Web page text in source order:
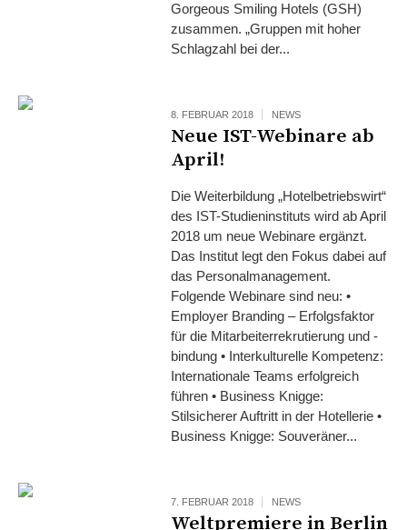
Gorgeous Smiling Hotels (GSH)
zusammen. „Gruppen mit hoher
Schlagzahl bei der...
8. FEBRUAR 2018 NEWS
Neue IST-Webinare ab
April!
Die Weiterbildung „Hotelbetriebswirt“
des IST-Studieninstituts wird ab April
2018 um neue Webinare ergänzt.
Das Institut legt den Fokus dabei auf
das Personalmanagement.
Folgende Webinare sind neu: •
Employer Branding – Erfolgsfaktor
für die Mitarbeiterrekrutierung und -
bindung • Interkulturelle Kompetenz:
Internationale Teams erfolgreich
führen • Business Knigge:
Stilsicherer Auftritt in der Hotellerie •
Business Knigge: Souveräner...
7. FEBRUAR 2018 NEWS
Weltpremiere in Berlin